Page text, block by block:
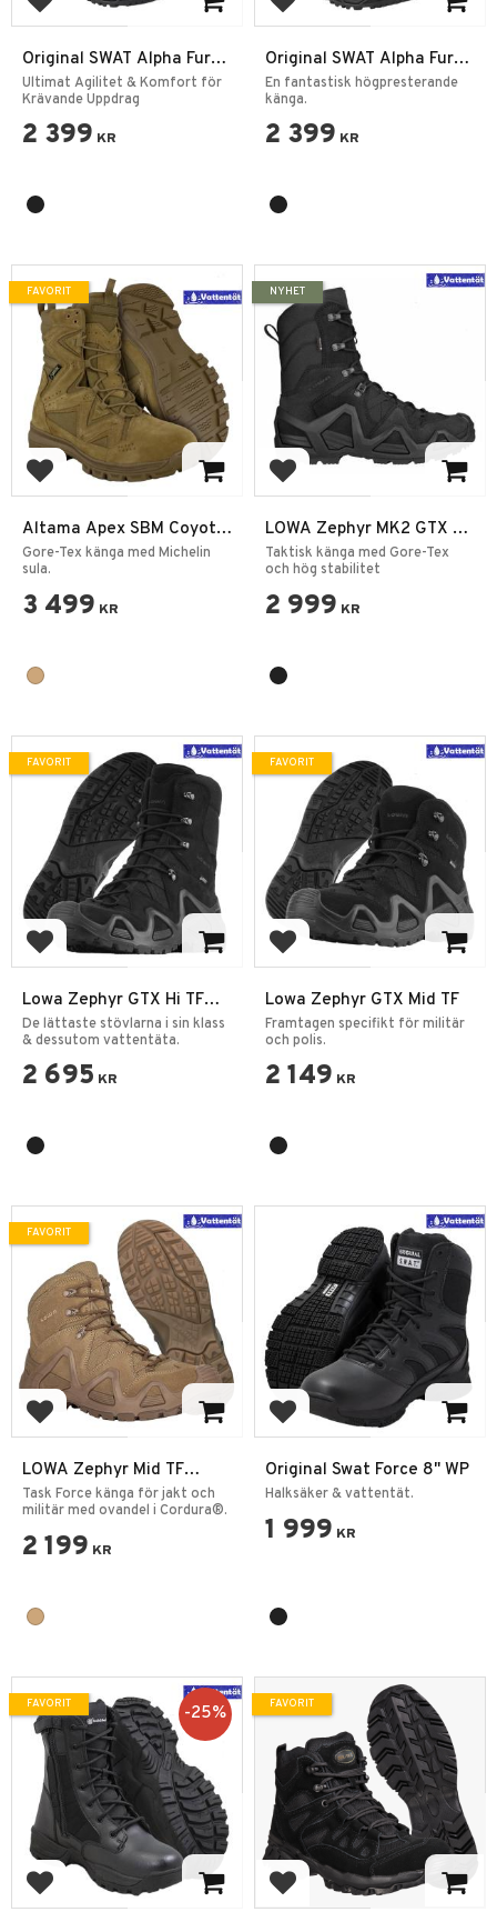
Lägg till i favoriter
Original SWAT Alpha Fury
2.0 8” Sido Zip Vattentät
Taktisk Känga
Ultimat Agilitet & Komfort för
Krävande Uppdrag
2 399 KR
Lägg till i favoriter
Original SWAT Alpha Fury
8 SZ WP PT
En fantastisk högpresterande
känga.
2 399 KR
Lägg till i favoriter
Altama Apex SBM Coyote
Vinterkänga
Gore-Tex känga med Michelin
sula.
3 499 KR
FAVORIT
Lägg till i favoriter
LOWA Zephyr MK2 GTX HI
– Svart Polis &
Militärkänga
Taktisk känga med Gore-Tex
och hög stabilitet
2 999 KR
NYHET
Lägg till i favoriter
Lowa Zephyr GTX Hi TF
Känga Svart
De lättaste stövlarna i sin klass
& dessutom vattentäta.
2 695 KR
FAVORIT
Lägg till i favoriter
Lowa Zephyr GTX Mid TF
Framtagen specifikt för militär
och polis.
2 149 KR
FAVORIT
Lägg till i favoriter
LOWA Zephyr Mid TF
Coyote
Task Force känga för jakt och
militär med ovandel i Cordura®.
2 199 KR
FAVORIT
Lägg till i favoriter
Original Swat Force 8" WP
Halksäker & vattentät.
1 999 KR
Lägg till i favoriter
25%
FAVORIT
Lägg till i favoriter
FAVORIT